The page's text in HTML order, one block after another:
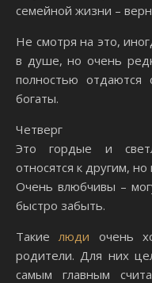
семейной жизни –
Не смотря на это,
в душе, но очень
полностью
богаты.
Четверг
Это гордые и
относятся к другим,
Очень влюбчивы –
быстро забыть.
Такие люди очень
родители. Для них
самым главным